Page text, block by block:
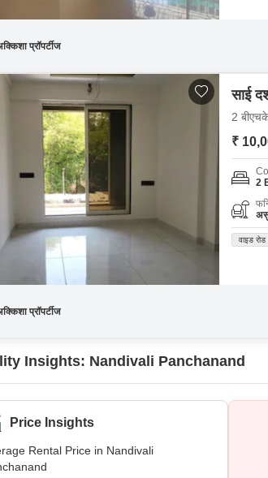
प्रॉपर्टीज
साई
2
₹
2
वाइड रोड
प्रॉपर्टीज
Insights: Nandivali Panchanand
Price Insights
Rental Price in Nandivali